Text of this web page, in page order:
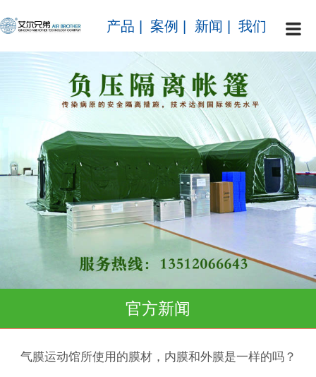
产品 案例 新闻 我们
官方新闻
气膜运动馆所使用的膜材，内膜和外膜是一样的吗？